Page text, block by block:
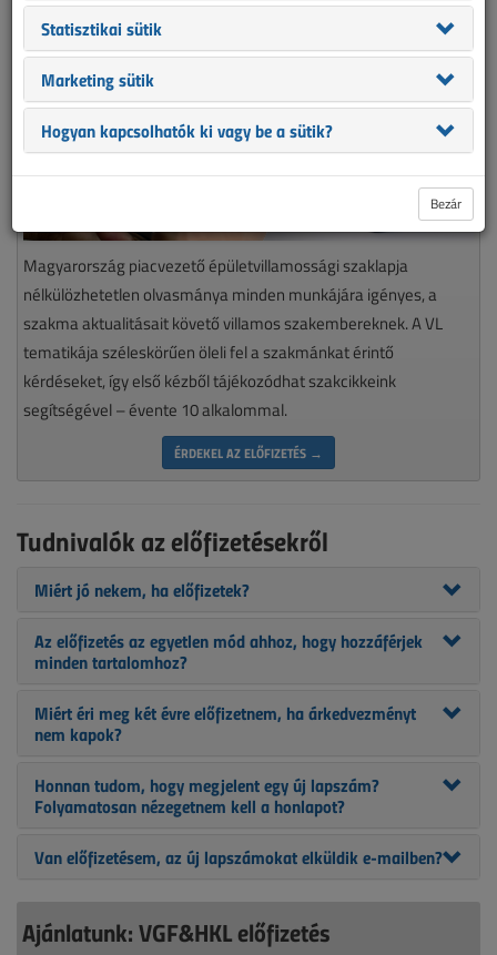
Magyarország piacvezető épületvillamossági szaklapja
nélkülözhetetlen olvasmánya minden munkájára igényes, a
szakma aktualitásait követő villamos szakembereknek. A VL
tematikája széleskörűen öleli fel a szakmánkat érintő
kérdéseket, így első kézből tájékozódhat szakcikkeink
segítségével – évente 10 alkalommal.
ÉRDEKEL AZ ELŐFIZETÉS →
Tudnivalók az előfizetésekről
Miért jó nekem, ha előfizetek?
Az előfizetés az egyetlen mód ahhoz, hogy hozzáférjek
minden tartalomhoz?
Miért éri meg két évre előfizetnem, ha árkedvezményt
nem kapok?
Honnan tudom, hogy megjelent egy új lapszám?
Folyamatosan nézegetnem kell a honlapot?
Van előfizetésem, az új lapszámokat elküldik e-mailben?
Ajánlatunk: VGF&HKL előfizetés
Statisztikai sütik
Marketing sütik
Hogyan kapcsolhatók ki vagy be a sütik?
Bezár